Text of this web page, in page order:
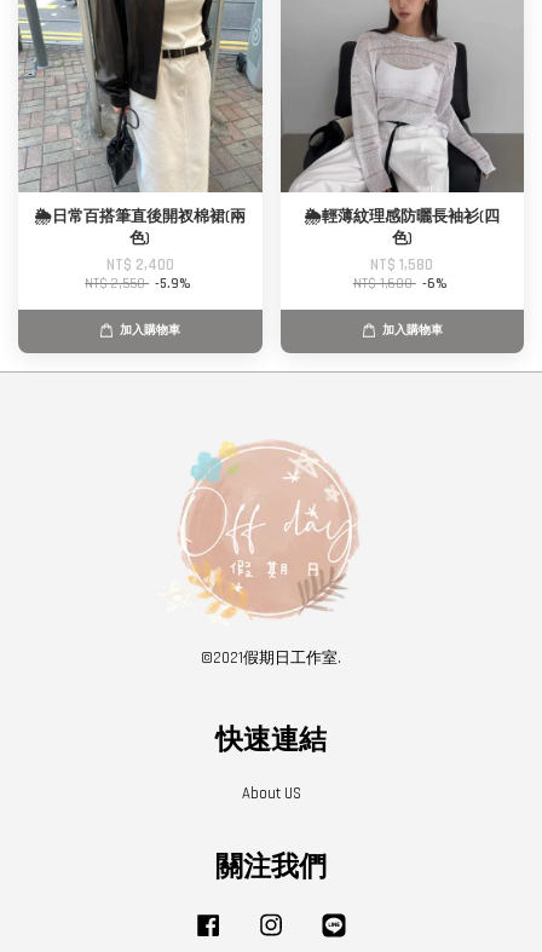
🌦️日常百搭筆直後開衩棉裙(兩
色)
NT$ 2,400
NT$ 2,550 -5.9%
加入購物車
🌦️輕薄紋理感防曬長袖衫(四
色)
NT$ 1,580
NT$ 1,680 -6%
加入購物車
©2021假期日工作室.
快速連結
About US
關注我們
Facebook Instagram